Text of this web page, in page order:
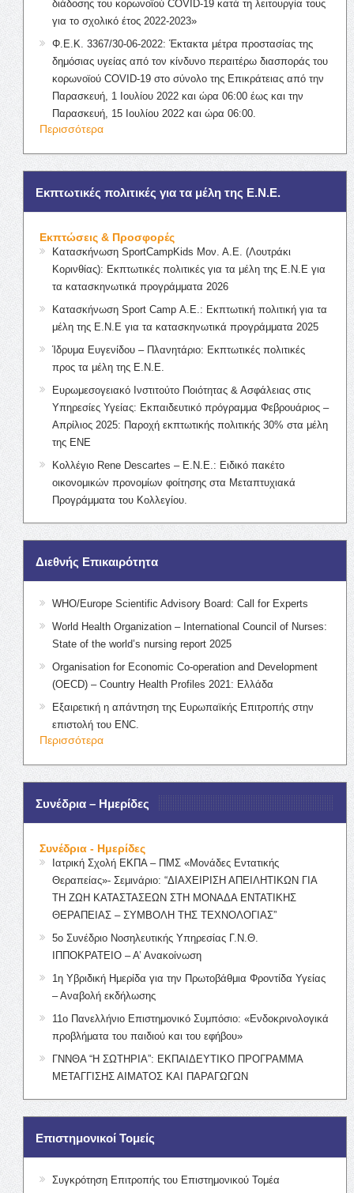
διάδοσης του κορωνοϊού COVID-19 κατά τη λειτουργία τους
για το σχολικό έτος 2022-2023»
Φ.Ε.Κ. 3367/30-06-2022: Έκτακτα μέτρα προστασίας της
δημόσιας υγείας από τον κίνδυνο περαιτέρω διασποράς του
κορωνοϊού COVID-19 στο σύνολο της Επικράτειας από την
Παρασκευή, 1 Ιουλίου 2022 και ώρα 06:00 έως και την
Παρασκευή, 15 Ιουλίου 2022 και ώρα 06:00.
Περισσότερα
Εκπτωτικές πολιτικές για τα μέλη της Ε.Ν.Ε.
Εκπτώσεις & Προσφορές
Κατασκήνωση SportCampKids Μον. Α.Ε. (Λουτράκι
Κορινθίας): Εκπτωτικές πολιτικές για τα μέλη της Ε.Ν.Ε για
τα κατασκηνωτικά προγράμματα 2026
Κατασκήνωση Sport Camp Α.Ε.: Εκπτωτική πολιτική για τα
μέλη της Ε.Ν.Ε για τα κατασκηνωτικά προγράμματα 2025
Ίδρυμα Ευγενίδου – Πλανητάριο: Εκπτωτικές πολιτικές
προς τα μέλη της Ε.Ν.Ε.
Ευρωμεσογειακό Ινστιτούτο Ποιότητας & Ασφάλειας στις
Υπηρεσίες Υγείας: Εκπαιδευτικό πρόγραμμα Φεβρουάριος –
Απρίλιος 2025: Παροχή εκπτωτικής πολιτικής 30% στα μέλη
της ΕΝΕ
Κολλέγιο Rene Descartes – Ε.Ν.Ε.: Ειδικό πακέτο
οικονομικών προνομίων φοίτησης στα Μεταπτυχιακά
Προγράμματα του Κολλεγίου.
Διεθνής Επικαιρότητα
WHO/Europe Scientific Advisory Board: Call for Experts
World Health Organization – International Council of Nurses:
State of the world’s nursing report 2025
Organisation for Economic Co-operation and Development
(OECD) – Country Health Profiles 2021: Ελλάδα
Εξαιρετική η απάντηση της Ευρωπαϊκής Επιτροπής στην
επιστολή του ENC.
Περισσότερα
Συνέδρια – Ημερίδες
Συνέδρια - Ημερίδες
Ιατρική Σχολή ΕΚΠΑ – ΠΜΣ «Μονάδες Εντατικής
Θεραπείας»- Σεμινάριο: “ΔΙΑΧΕΙΡΙΣΗ ΑΠΕΙΛΗΤΙΚΩΝ ΓΙΑ
ΤΗ ΖΩΗ ΚΑΤΑΣΤΑΣΕΩΝ ΣΤΗ ΜΟΝΑΔΑ ΕΝΤΑΤΙΚΗΣ
ΘΕΡΑΠΕΙΑΣ – ΣΥΜΒΟΛΗ ΤΗΣ ΤΕΧΝΟΛΟΓΙΑΣ”
5ο Συνέδριο Νοσηλευτικής Υπηρεσίας Γ.Ν.Θ.
ΙΠΠΟΚΡΑΤΕΙΟ – Α’ Ανακοίνωση
1η Υβριδική Ημερίδα για την Πρωτοβάθμια Φροντίδα Υγείας
– Αναβολή εκδήλωσης
11ο Πανελλήνιο Επιστημονικό Συμπόσιο: «Ενδοκρινολογικά
προβλήματα του παιδιού και του εφήβου»
ΓΝΝΘΑ “Η ΣΩΤΗΡΙΑ”: ΕΚΠΑΙΔΕΥΤΙΚΟ ΠΡΟΓΡΑΜΜΑ
ΜΕΤΑΓΓΙΣΗΣ ΑΙΜΑΤΟΣ ΚΑΙ ΠΑΡΑΓΩΓΩΝ
Επιστημονικοί Τομείς
Συγκρότηση Επιτροπής του Επιστημονικού Τομέα